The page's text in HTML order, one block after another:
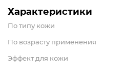
Характеристики
По типу кожи
По возрасту применения
Эффект для кожи